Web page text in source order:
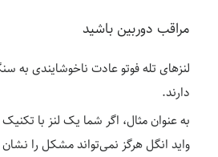
مراقب دوربین باشید
لنزهای تله فوتو عادت ناخوشایندی به
دارند.
به عنوان مثال، اگر شما یک لنز با
واید انگل هرگز نمی‌تواند مشکل را